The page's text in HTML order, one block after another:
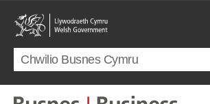
Search term